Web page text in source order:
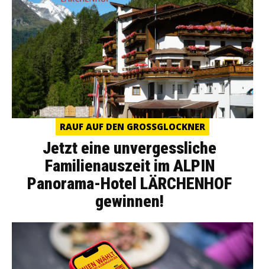
RAUF AUF DEN GROSSGLOCKNER
Jetzt eine unvergessliche
Familienauszeit im ALPIN
Panorama-Hotel LÄRCHENHOF
gewinnen!